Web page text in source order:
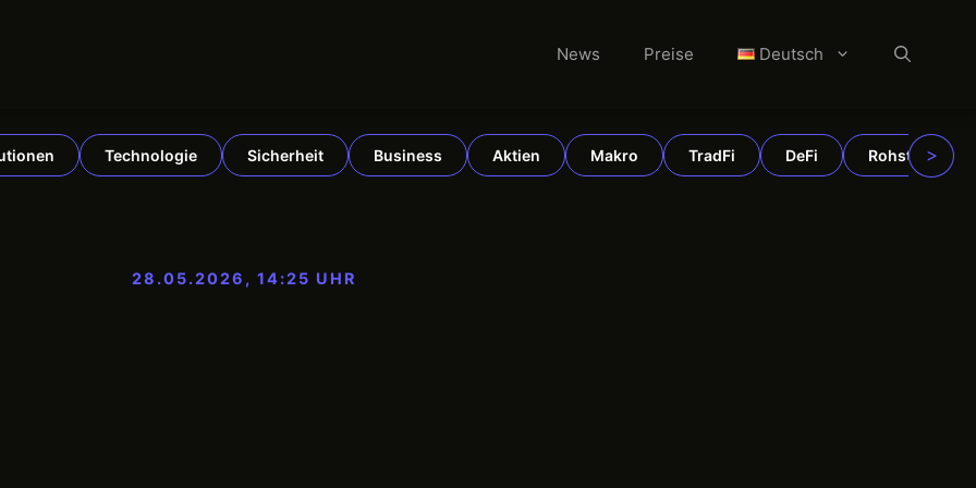
News Preise Deutsch
Technologie Sicherheit Business Aktien Makro TradFi DeFi Rohstoffe
>
28.05.2026, 14:25 UHR